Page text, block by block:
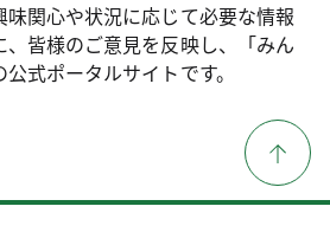
関心や状況に応じて必要な情報
皆様のご意見を反映し、「みん
式ポータルサイトです。